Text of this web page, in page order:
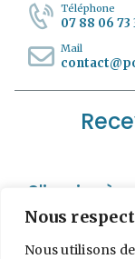
Nous
Nous utilisons
Téléphone
07 88 06 73
Mail
S'incrire à
Adresse e-mail *